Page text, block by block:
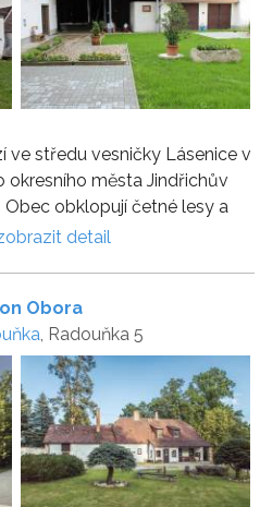
ve středu vesničky Lásenice v
okresního města Jindřichův
obklopují četné lesy a
detail
Obora
, Radouňka 5